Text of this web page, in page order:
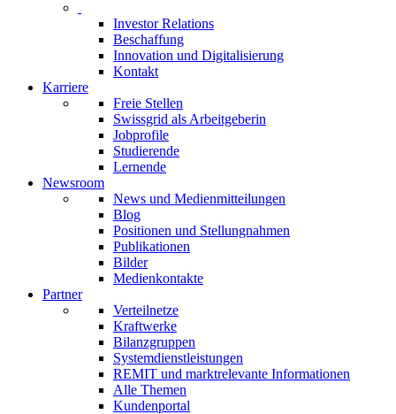
Investor Relations
Beschaffung
Innovation und Digitalisierung
Kontakt
Karriere
Freie Stellen
Swissgrid als Arbeitgeberin
Jobprofile
Studierende
Lernende
Newsroom
News und Medienmitteilungen
Blog
Positionen und Stellungnahmen
Publikationen
Bilder
Medienkontakte
Partner
Verteilnetze
Kraftwerke
Bilanzgruppen
Systemdienstleistungen
REMIT und marktrelevante Informationen
Alle Themen
Kundenportal